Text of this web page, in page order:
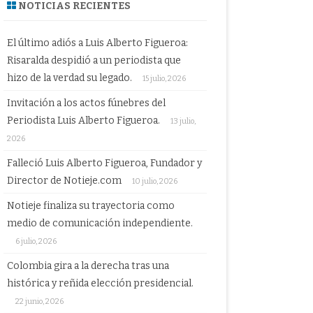
NOTICIAS RECIENTES
El último adiós a Luis Alberto Figueroa:
Risaralda despidió a un periodista que
hizo de la verdad su legado.
15 julio, 2026
Invitación a los actos fúnebres del
Periodista Luis Alberto Figueroa.
13 julio,
2026
Falleció Luis Alberto Figueroa, Fundador y
Director de Notieje.com
10 julio, 2026
Notieje finaliza su trayectoria como
medio de comunicación independiente.
6 julio, 2026
Colombia gira a la derecha tras una
histórica y reñida elección presidencial.
22 junio, 2026